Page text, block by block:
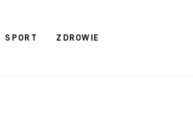
SPORT ZDROWIE